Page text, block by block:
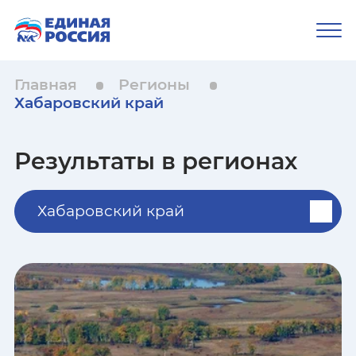
Главная
Регионы
Хабаровский край
Результаты в регионах
Хабаровский край
Республика Адыгея